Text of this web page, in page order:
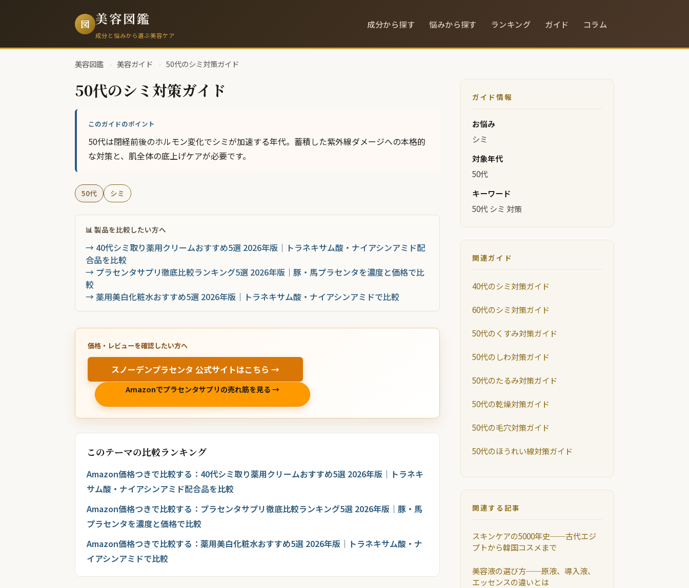
図 美容図鑑
成分と悩みから選ぶ美容ケア
成分から探す 悩みから探す ランキング ガイド コラム
美容図鑑 › 美容ガイド › 50代のシミ対策ガイド
50代のシミ対策ガイド
このガイドのポイント
50代は閉経前後のホルモン変化でシミが加速する年代。蓄積した紫外線ダメージへの本格的
な対策と、肌全体の底上げケアが必要です。
50代 シミ
📊 製品を比較したい方へ
→ 40代シミ取り薬用クリームおすすめ5選 2026年版｜トラネキサム酸・ナイアシンアミド配
合品を比較
→ プラセンタサプリ徹底比較ランキング5選 2026年版｜豚・馬プラセンタを濃度と価格で比
較
→ 薬用美白化粧水おすすめ5選 2026年版｜トラネキサム酸・ナイアシンアミドで比較
価格・レビューを確認したい方へ
スノーデンプラセンタ 公式サイトはこちら →
Amazonでプラセンタサプリの売れ筋を見る →
このテーマの比較ランキング
Amazon価格つきで比較する：40代シミ取り薬用クリームおすすめ5選 2026年版｜トラネキ
サム酸・ナイアシンアミド配合品を比較
Amazon価格つきで比較する：プラセンタサプリ徹底比較ランキング5選 2026年版｜豚・馬
プラセンタを濃度と価格で比較
Amazon価格つきで比較する：薬用美白化粧水おすすめ5選 2026年版｜トラネキサム酸・ナ
イアシンアミドで比較
ガイド情報
お悩み
シミ
対象年代
50代
キーワード
50代 シミ 対策
関連ガイド
40代のシミ対策ガイド
60代のシミ対策ガイド
50代のくすみ対策ガイド
50代のしわ対策ガイド
50代のたるみ対策ガイド
50代の乾燥対策ガイド
50代の毛穴対策ガイド
50代のほうれい線対策ガイド
関連する記事
スキンケアの5000年史──古代エジ
プトから韓国コスメまで
美容液の選び方──原液、導入液、
エッセンスの違いとは